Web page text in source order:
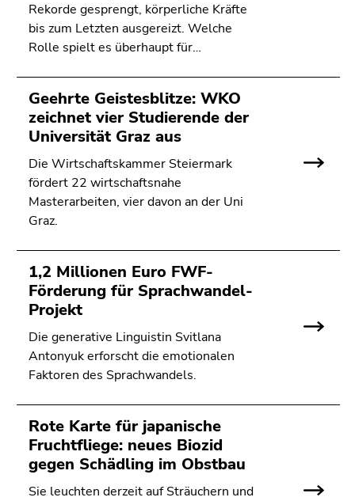
Rekorde gesprengt, körperliche Kräfte
bis zum Letzten ausgereizt. Welche
Rolle spielt es überhaupt für…
Geehrte Geistesblitze: WKO
zeichnet vier Studierende der
Universität Graz aus
Die Wirtschaftskammer Steiermark
fördert 22 wirtschaftsnahe
Masterarbeiten, vier davon an der Uni
Graz.
1,2 Millionen Euro FWF-
Förderung für Sprachwandel-
Projekt
Die generative Linguistin Svitlana
Antonyuk erforscht die emotionalen
Faktoren des Sprachwandels.
Rote Karte für japanische
Fruchtfliege: neues Biozid
gegen Schädling im Obstbau
Sie leuchten derzeit auf Sträuchern und